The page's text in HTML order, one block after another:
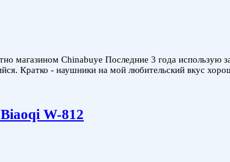
магазином Chinabuye Последние 3 года
Кратко - наушники на мой любительский вкус
W-812